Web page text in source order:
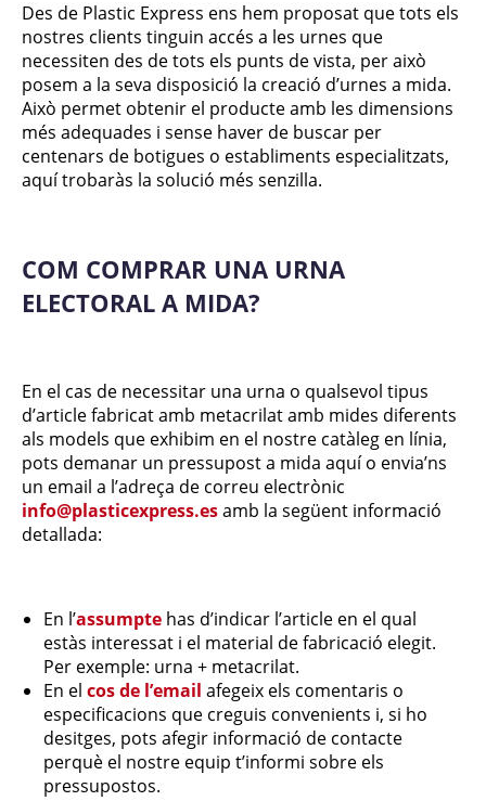
Des de Plastic Express ens hem proposat que tots els
nostres clients tinguin accés a les urnes que
necessiten des de tots els punts de vista, per això
posem a la seva disposició la creació d’urnes a mida.
Això permet obtenir el producte amb les dimensions
més adequades i sense haver de buscar per
centenars de botigues o establiments especialitzats,
aquí trobaràs la solució més senzilla.
COM COMPRAR UNA URNA
ELECTORAL A MIDA?
En el cas de necessitar una urna o qualsevol tipus
d’article fabricat amb metacrilat amb mides diferents
als models que exhibim en el nostre catàleg en línia,
pots demanar un pressupost a mida aquí o envia’ns
un email a l’adreça de correu electrònic
info@plasticexpress.esamb la següent informació
detallada:
En l’assumpte has d’indicar l’article en el qual
estàs interessat i el material de fabricació elegit.
Per exemple: urna + metacrilat.
En elcos de l’email afegeix els comentaris o
especificacions que creguis convenients i, si ho
desitges, pots afegir informació de contacte
perquè el nostre equip t’informi sobre els
pressupostos.